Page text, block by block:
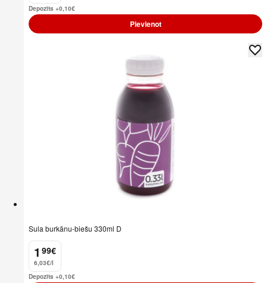
Depozīts +0,10€
Pievienot
Sula burkānu-biešu 330ml D
1
. 99€
6,03€/l
Depozīts +0,10€